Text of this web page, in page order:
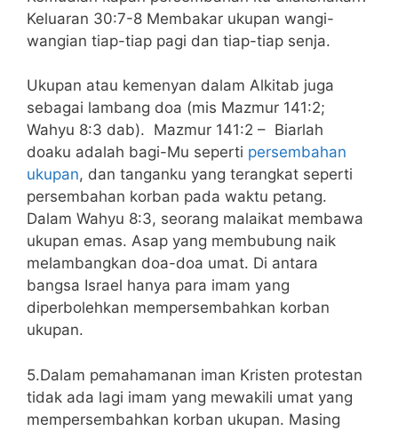
Keluaran 30:7-8 Membakar ukupan wangi-
wangian tiap-tiap pagi dan tiap-tiap senja.
Ukupan atau kemenyan dalam Alkitab juga
sebagai lambang doa (mis Mazmur 141:2;
Wahyu 8:3 dab). Mazmur 141:2 – Biarlah
doaku adalah bagi-Mu seperti persembahan
ukupan, dan tanganku yang terangkat seperti
persembahan korban pada waktu petang.
Dalam Wahyu 8:3, seorang malaikat membawa
ukupan emas. Asap yang membubung naik
melambangkan doa-doa umat. Di antara
bangsa Israel hanya para imam yang
diperbolehkan mempersembahkan korban
ukupan.
5.Dalam pemahamanan iman Kristen protestan
tidak ada lagi imam yang mewakili umat yang
mempersembahkan korban ukupan. Masing